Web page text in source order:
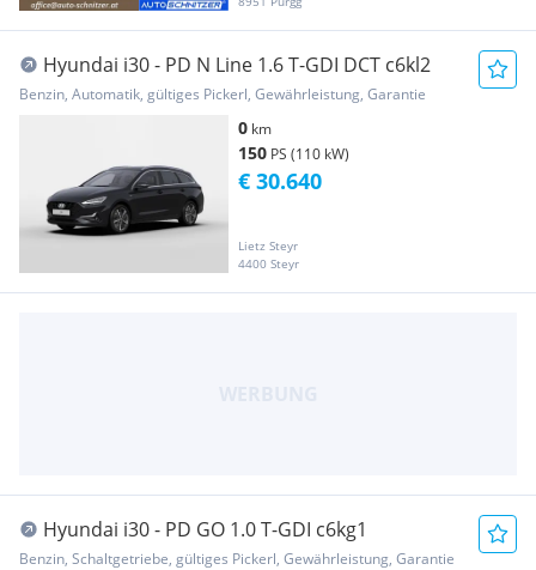
Hyundai i30 - PD N Line 1.6 T-GDI DCT c6kl2
Benzin, Automatik, gültiges Pickerl, Gewährleistung, Garantie
0 km
150 PS (110 kW)
Lietz Steyr
4400 Steyr
€ 30.640
Hyundai i30 - PD GO 1.0 T-GDI c6kg1
Benzin, Schaltgetriebe, gültiges Pickerl, Gewährleistung, Garantie